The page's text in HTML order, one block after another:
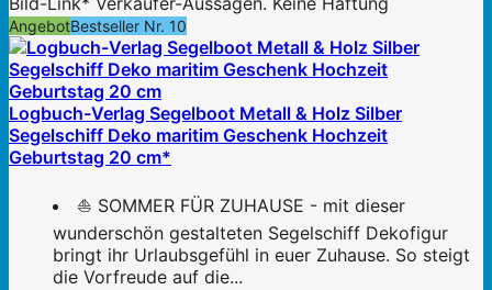
AngebotBestseller Nr. 10
Logbuch-Verlag Segelboot Metall & Holz Silber
Segelschiff Deko maritim Geschenk Hochzeit
Geburtstag 20 cm*
⛵ SOMMER FÜR ZUHAUSE - mit dieser
wunderschön gestalteten Segelschiff Dekofigur
bringt ihr Urlaubsgefühl in euer Zuhause. So steigt
die Vorfreude auf die...